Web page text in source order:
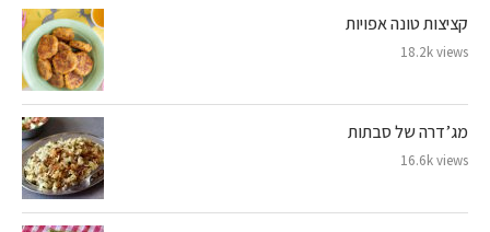
קציצות טונה אפויות
18.2k views
מג’דרה של סבתות
16.6k views